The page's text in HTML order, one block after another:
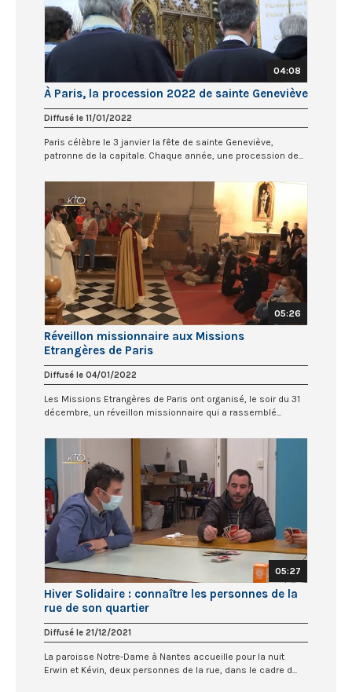
04:08
À Paris, la procession 2022 de sainte Geneviève
Diffusé le 11/01/2022
Paris célèbre le 3 janvier la fête de sainte Geneviève,
patronne de la capitale. Chaque année, une procession de...
05:26
Réveillon missionnaire aux Missions
Etrangères de Paris
Diffusé le 04/01/2022
Les Missions Etrangères de Paris ont organisé, le soir du 31
décembre, un réveillon missionnaire qui a rassemblé...
05:27
Hiver Solidaire : connaître les personnes de la
rue de son quartier
Diffusé le 21/12/2021
La paroisse Notre-Dame à Nantes accueille pour la nuit
Erwin et Kévin, deux personnes de la rue, dans le cadre d...